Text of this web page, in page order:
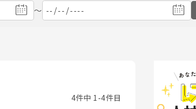
～
4件中 1-4件目